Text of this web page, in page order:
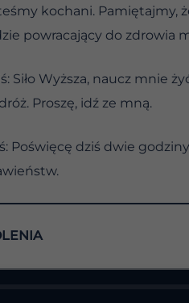
kochani. Pamiętajmy,
powracający do zdrowia
Siło Wyższa, naucz mnie
Proszę, idź ze mną.
Poświęcę dziś dwie